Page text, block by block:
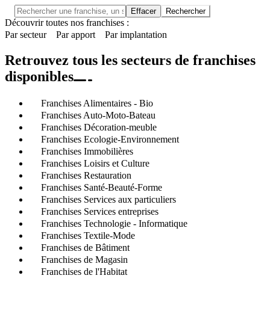
Effacer Rechercher
Découvrir toutes nos franchises :
Par secteur
Par apport Par implantation
Retrouvez tous les secteurs de franchises
disponibles
Franchises Alimentaires - Bio
Franchises Auto-Moto-Bateau
Franchises Décoration-meuble
Franchises Ecologie-Environnement
Franchises Immobilières
Franchises Loisirs et Culture
Franchises Restauration
Franchises Santé-Beauté-Forme
Franchises Services aux particuliers
Franchises Services entreprises
Franchises Technologie - Informatique
Franchises Textile-Mode
Franchises de Bâtiment
Franchises de Magasin
Franchises de l'Habitat